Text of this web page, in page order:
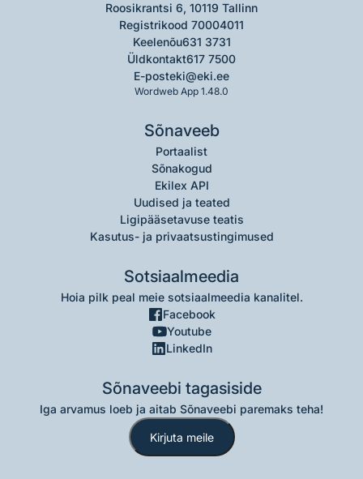
Roosikrantsi 6, 10119 Tallinn
Registrikood 70004011
Keelenõu631 3731
Üldkontakt617 7500
E-posteki@eki.ee
Wordweb App 1.48.0
Sõnaveeb
Portaalist
Sõnakogud
Ekilex API
Uudised ja teated
Ligipääsetavuse teatis
Kasutus- ja privaatsustingimused
Sotsiaalmeedia
Hoia pilk peal meie sotsiaalmeedia kanalitel.
Facebook
Youtube
LinkedIn
Sõnaveebi tagasiside
Iga arvamus loeb ja aitab Sõnaveebi paremaks teha!
Kirjuta meile